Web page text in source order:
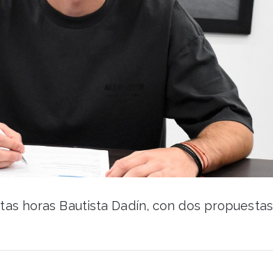
horas Bautista Dadín, con dos propuestas